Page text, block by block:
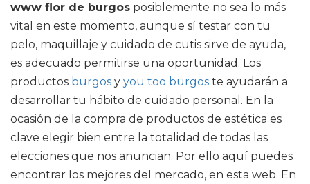
www flor de burgos posiblemente no sea lo más
vital en este momento, aunque sí testar con tu
pelo, maquillaje y cuidado de cutis sirve de ayuda,
es adecuado permitirse una oportunidad. Los
productos burgos y you too burgos te ayudarán a
desarrollar tu hábito de cuidado personal. En la
ocasión de la compra de productos de estética es
clave elegir bien entre la totalidad de todas las
elecciones que nos anuncian. Por ello aquí puedes
encontrar los mejores del mercado, en esta web. En